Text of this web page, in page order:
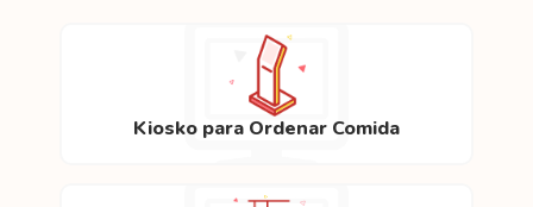
Kiosko para Ordenar Comida